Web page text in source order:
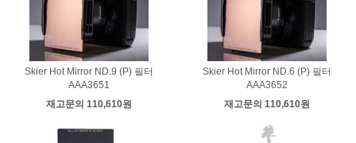
Skier Hot Mirror ND.9 (P) 필터
AAA3651
재고문의 110,610원
Skier Hot Mirror ND.6 (P) 필터
AAA3652
재고문의 110,610원